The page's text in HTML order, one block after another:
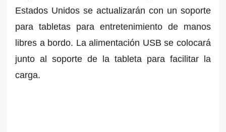
Estados Unidos se actualizarán con un soporte
para tabletas para entretenimiento de manos
libres a bordo. La alimentación USB se colocará
junto al soporte de la tableta para facilitar la
carga.